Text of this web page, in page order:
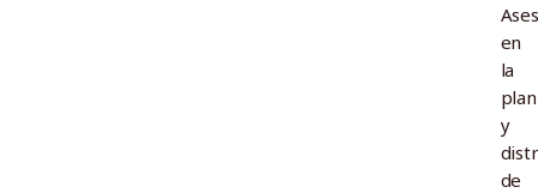
en
la
y
de